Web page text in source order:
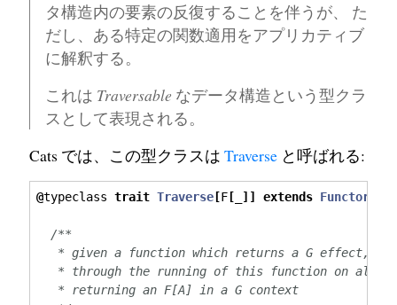
タ構造内の要素の反復することを伴うが、 た
だし、ある特定の関数適用をアプリカティブ
に解釈する。
これは Traversable なデータ構造という型クラ
スとして表現される。
Cats では、この型クラスは Traverseと呼ばれる:
@typeclass trait Traverse[F[ ]] extends Functor
/**
* given a function which returns a G effect,
* through the running of this function on all
* returning an F[A] in a G context